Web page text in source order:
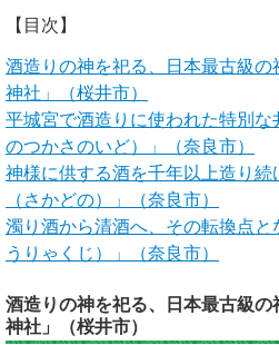
【目次】
酒造りの神を祀る、日本最古級の
神社」（桜井市）
平城宮で酒造りに使われた特別な
のつかさのいど）」（奈良市）
神様に供する酒を千年以上造り
（さかどの）」（奈良市）
濁り酒から清酒へ、その転換点と
うりゃくじ）」（奈良市）
酒造りの神を祀る、日本最古級の
神社」（桜井市）